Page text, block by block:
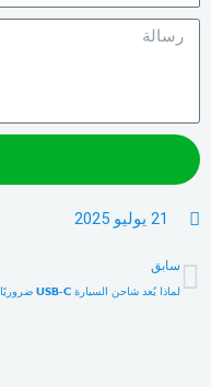
21 يوليو 2025
السابق
سابق